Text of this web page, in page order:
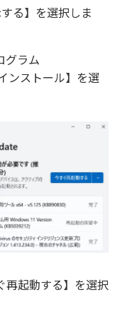
る】を選択しま
グラム
ンストール】を選
再起動する】を選択